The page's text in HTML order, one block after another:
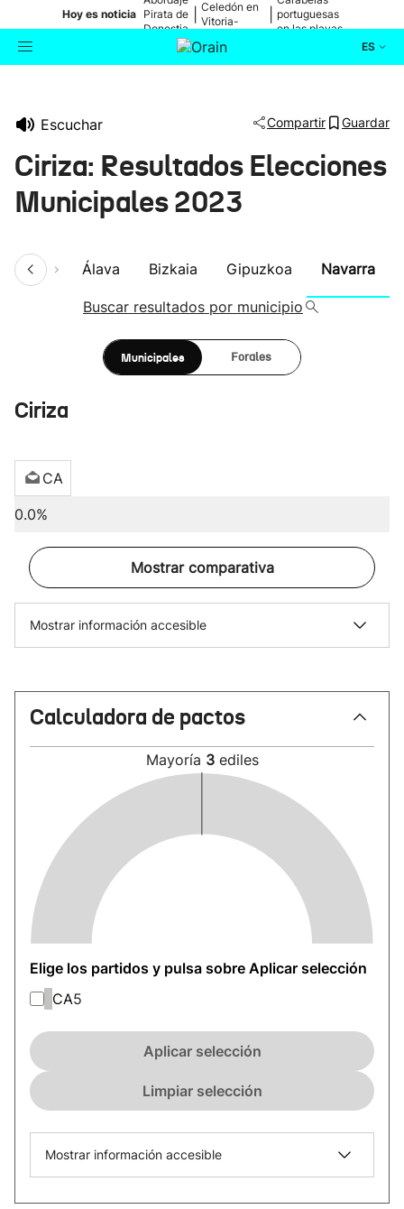
Hoy es noticia Pirata de
Donostia
Celedón en
Vitoria-
portuguesas
en las playas
ES
Cultura
Escuchar Compartir Guardar
Ciriza: Resultados Elecciones
Municipales 2023
Álava Bizkaia Gipuzkoa Navarra
Buscar resultados por municipio
Municipales Forales
Ciriza
CA
0.0%
Mostrar comparativa
Mostrar información accesible
Calculadora de pactos
Mayoría 3 ediles
Elige los partidos y pulsa sobre Aplicar selección
CA5
Aplicar selección
Limpiar selección
Mostrar información accesible